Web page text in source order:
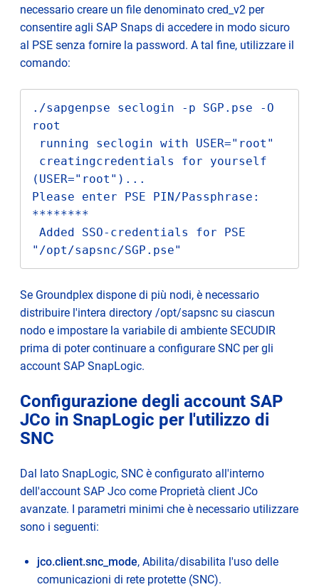
necessario creare un file denominato cred_v2 per
consentire agli SAP Snaps di accedere in modo sicuro
al PSE senza fornire la password. A tal fine, utilizzare il
comando:
./sapgenpse seclogin -p SGP.pse -O
root
(USER="root")...
Please enter PSE PIN/Passphrase:
********
"/opt/sapsnc/SGP.pse"
Se Groundplex dispone di più nodi, è necessario
distribuire l'intera directory /opt/sapsnc su ciascun
nodo e impostare la variabile di ambiente SECUDIR
prima di poter continuare a configurare SNC per gli
account SAP SnapLogic.
Configurazione degli account SAP
JCo in SnapLogic per l'utilizzo di
SNC
Dal lato SnapLogic, SNC è configurato all'interno
dell'account SAP Jco come Proprietà client JCo
avanzate. I parametri minimi che è necessario utilizzare
sono i seguenti:
jco.client.snc_mode, Abilita/disabilita l'uso delle
comunicazioni di rete protette (SNC).